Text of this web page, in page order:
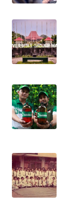
NUSANTARA
WN
JOGJA
WN
JATIM
WN
WN
KALBAR
WN